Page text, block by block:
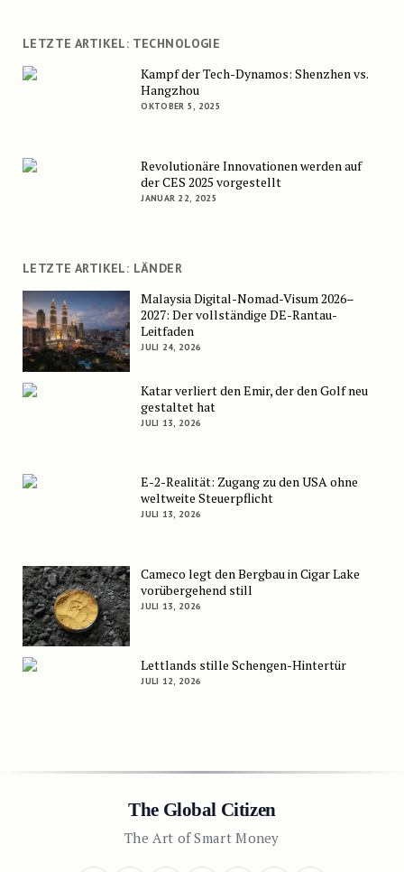
LETZTE ARTIKEL: TECHNOLOGIE
Kampf der Tech-Dynamos: Shenzhen vs.
Hangzhou
OKTOBER 5, 2025
Revolutionäre Innovationen werden auf
der CES 2025 vorgestellt
JANUAR 22, 2025
LETZTE ARTIKEL: LÄNDER
Malaysia Digital-Nomad-Visum 2026–
2027: Der vollständige DE-Rantau-
Leitfaden
JULI 24, 2026
Katar verliert den Emir, der den Golf neu
gestaltet hat
JULI 13, 2026
E-2-Realität: Zugang zu den USA ohne
weltweite Steuerpflicht
JULI 13, 2026
Cameco legt den Bergbau in Cigar Lake
vorübergehend still
JULI 13, 2026
Lettlands stille Schengen-Hintertür
JULI 12, 2026
The Global Citizen
The Art of Smart Money